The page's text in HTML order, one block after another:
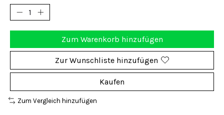
Zum Warenkorb hinzufügen
Zur Wunschliste hinzufügen
Kaufen
Zum Vergleich hinzufügen